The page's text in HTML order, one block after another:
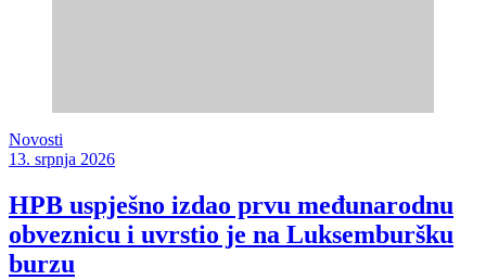
Novosti
13. srpnja 2026
HPB uspješno izdao prvu međunarodnu
obveznicu i uvrstio je na Luksemburšku
burzu